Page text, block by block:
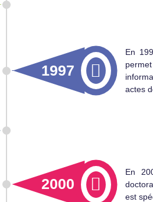
1997
En
actes
2000
En
est